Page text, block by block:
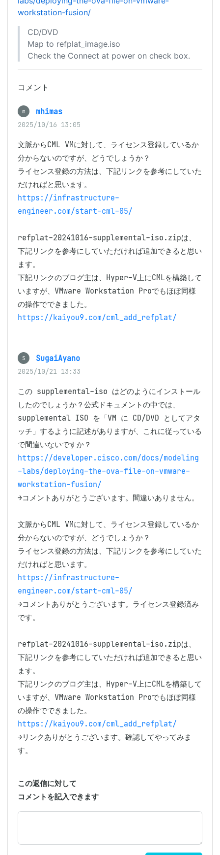
workstation-fusion/
CD/DVD
Map to refplat_image.iso
Check the Connect at power on check box.
コメント
m mhimas
2025/10/16 13:05
文脈からCML VMに対して、ライセンス登録しているか
分からないのですが、どうでしょうか？
ライセンス登録の方法は、下記リンクを参考にしていた
https://infrastructure-
engineer.com/start-cml-05/
refplat-20241016-supplemental-iso.zipは、
下記リンクを参考にしていただければ追加できると思い
ます。
下記リンクのブログ主は、Hyper-V上にCMLを構築して
いますが、VMware Workstation Proでもほぼ同様
https://kaiyou9.com/cml_add_refplat/
S SugaiAyano
2025/10/21 13:33
この supplemental-iso はどのようにインストール
したのでしょうか？公式ドキュメントの中では、
supplemental ISO を「VM に CD/DVD としてアタ
ッチ」するように記述がありますが、これに従っている
https://developer.cisco.com/docs/modeling
-labs/deploying-the-ova-file-on-vmware-
workstation-fusion/
→コメントありがとうございます。間違いありません。
文脈からCML VMに対して、ライセンス登録しているか
分からないのですが、どうでしょうか？
ライセンス登録の方法は、下記リンクを参考にしていた
https://infrastructure-
engineer.com/start-cml-05/
→コメントありがとうございます。ライセンス登録済み
です。
refplat-20241016-supplemental-iso.zipは、
下記リンクを参考にしていただければ追加できると思い
ます。
下記リンクのブログ主は、Hyper-V上にCMLを構築して
いますが、VMware Workstation Proでもほぼ同様
https://kaiyou9.com/cml_add_refplat/
→リンクありがとうございます。確認してやってみま
す。
この返信に対して
コメントを記入できます